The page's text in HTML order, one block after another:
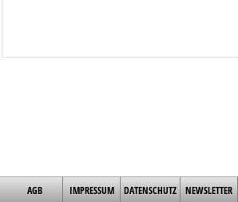
AGB IMPRESSUM DATENSCHUTZ NEWSLETTER